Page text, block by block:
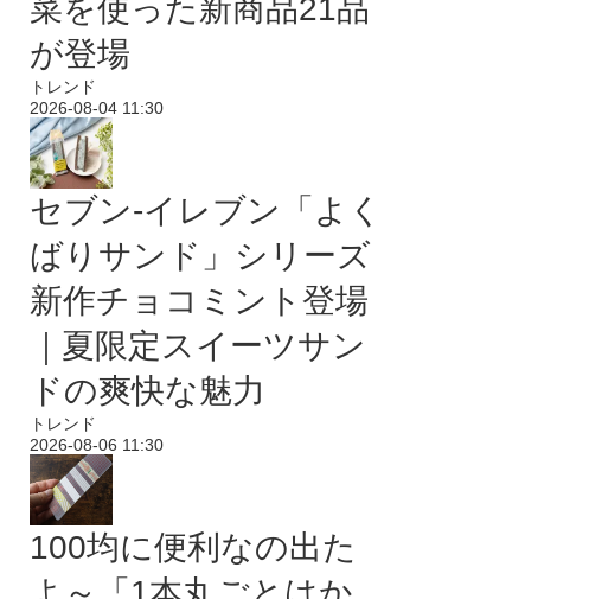
菜を使った新商品21品
が登場
トレンド
2026-08-04 11:30
セブン‐イレブン「よく
ばりサンド」シリーズ
新作チョコミント登場
｜夏限定スイーツサン
ドの爽快な魅力
トレンド
2026-08-06 11:30
100均に便利なの出た